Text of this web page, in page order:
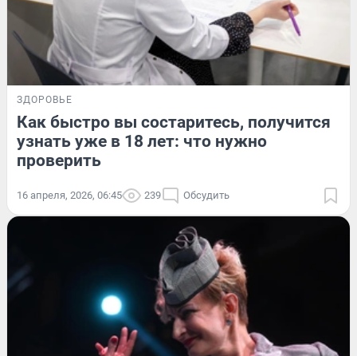
ЗДОРОВЬЕ
Как быстро вы состаритесь, получится
узнать уже в 18 лет: что нужно
проверить
16 апреля, 2026, 06:45 239 Обсудить